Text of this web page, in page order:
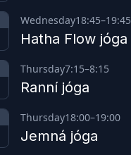
Wednesday18:45–19:45
Hatha Flow jóga
Thursday7:15–8:15
Ranní jóga
Thursday18:00–19:00
Jemná jóga